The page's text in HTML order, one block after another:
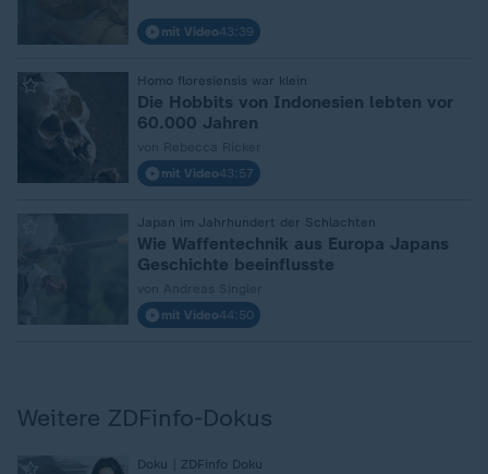
mit Video43:39
Homo floresiensis war klein
Die Hobbits von Indonesien lebten vor
60.000 Jahren
mit Video43:57
Japan im Jahrhundert der Schlachten
Wie Waffentechnik aus Europa Japans
Geschichte beeinflusste
mit Video44:50
Weitere ZDFinfo-Dokus
Doku | ZDFinfo Doku